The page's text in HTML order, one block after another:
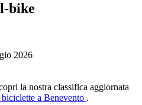
bike
2026
la nostra classifica aggiornata
a Benevento .